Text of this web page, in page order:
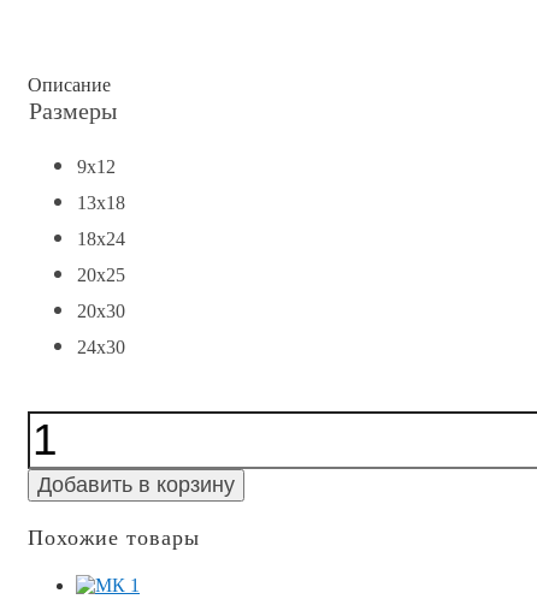
Описание
Размеры
9x12
13x18
18x24
20x25
20x30
24x30
Количество
31
Добавить в корзину
Похожие товары